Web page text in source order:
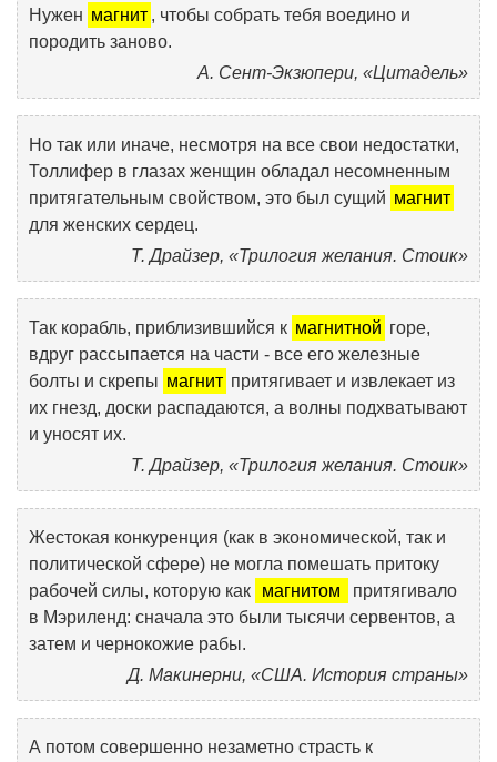
Нужен магнит , чтобы собрать тебя воедино и
породить заново.
А. Сент-Экзюпери, «Цитадель»
Но так или иначе, несмотря на все свои недостатки,
Толлифер в глазах женщин обладал несомненным
притягательным свойством, это был сущий магнит
для женских сердец.
Т. Драйзер, «Трилогия желания. Стоик»
Так корабль, приблизившийся к магнитной горе,
вдруг рассыпается на части - все его железные
болты и скрепы магнит притягивает и извлекает из
их гнезд, доски распадаются, а волны подхватывают
и уносят их.
Т. Драйзер, «Трилогия желания. Стоик»
Жестокая конкуренция (как в экономической, так и
политической сфере) не могла помешать притоку
рабочей силы, которую как
магнитом
притягивало
в Мэриленд: сначала это были тысячи сервентов, а
затем и чернокожие рабы.
Д. Макинерни, «США. История страны»
А потом совершенно незаметно страсть к